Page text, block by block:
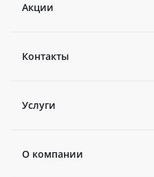
Акции
Контакты
Услуги
О компании